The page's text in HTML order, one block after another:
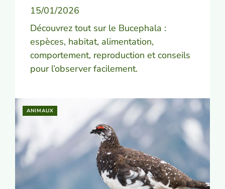
15/01/2026
Découvrez tout sur le Bucephala :
espèces, habitat, alimentation,
comportement, reproduction et conseils
pour l’observer facilement.
ANIMAUX